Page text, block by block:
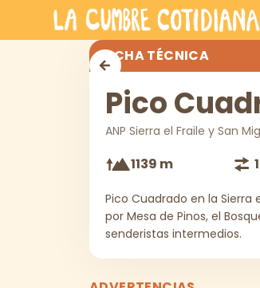
Saltar al contenido principal
Pico Cuadrado FICHA TÉCNICA
Pico
ANP Sierra el Fraile y San
1139 m
Pico Cuadrado en la Sierra
por Mesa de Pinos, el
senderistas intermedios.